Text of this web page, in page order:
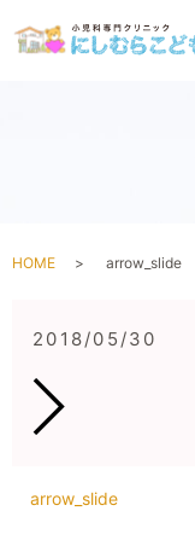
HOME arrow_slide
2018/05/30
arrow_slide